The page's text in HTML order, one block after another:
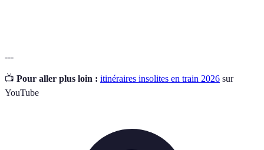
---
📺 Pour aller plus loin : itinéraires insolites en train 2026 sur
YouTube